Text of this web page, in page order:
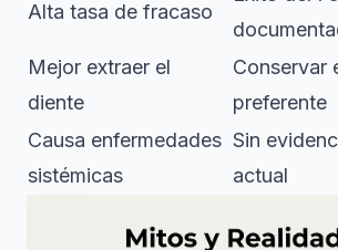
Alta tasa de fracaso
Mejor extraer el
diente
Conservar
preferente
Causa enfermedades
sistémicas
Sin
actual